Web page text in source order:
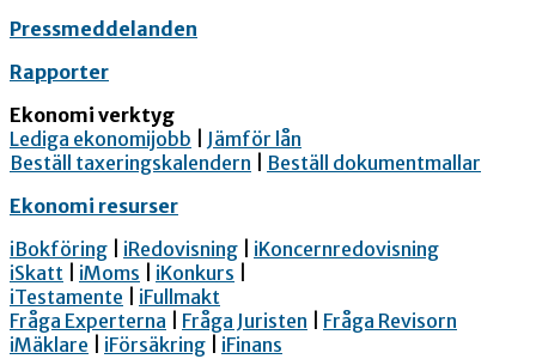
Pressmeddelanden
Rapporter
Ekonomi verktyg
Lediga ekonomijobb
Jämför lån
Beställ taxeringskalendern
Beställ dokumentmallar
Ekonomi resurser
iBokföring
iRedovisning
iKoncernredovisning
iSkatt
iMoms iKonkurs
iTestamente
iFullmakt
Fråga Experterna
Fråga Juristen
Fråga Revisorn
iMäklare
iFörsäkring iFinans